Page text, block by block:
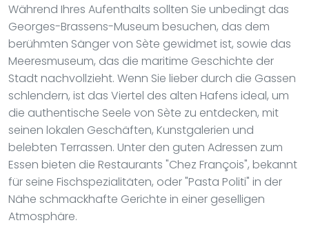
Während Ihres Aufenthalts sollten Sie unbedingt das
Georges-Brassens-Museum besuchen, das dem
berühmten Sänger von Sète gewidmet ist, sowie das
Meeresmuseum, das die maritime Geschichte der
Stadt nachvollzieht. Wenn Sie lieber durch die Gassen
schlendern, ist das Viertel des alten Hafens ideal, um
die authentische Seele von Sète zu entdecken, mit
seinen lokalen Geschäften, Kunstgalerien und
belebten Terrassen. Unter den guten Adressen zum
Essen bieten die Restaurants "Chez François", bekannt
für seine Fischspezialitäten, oder "Pasta Politi" in der
Nähe schmackhafte Gerichte in einer geselligen
Atmosphäre.